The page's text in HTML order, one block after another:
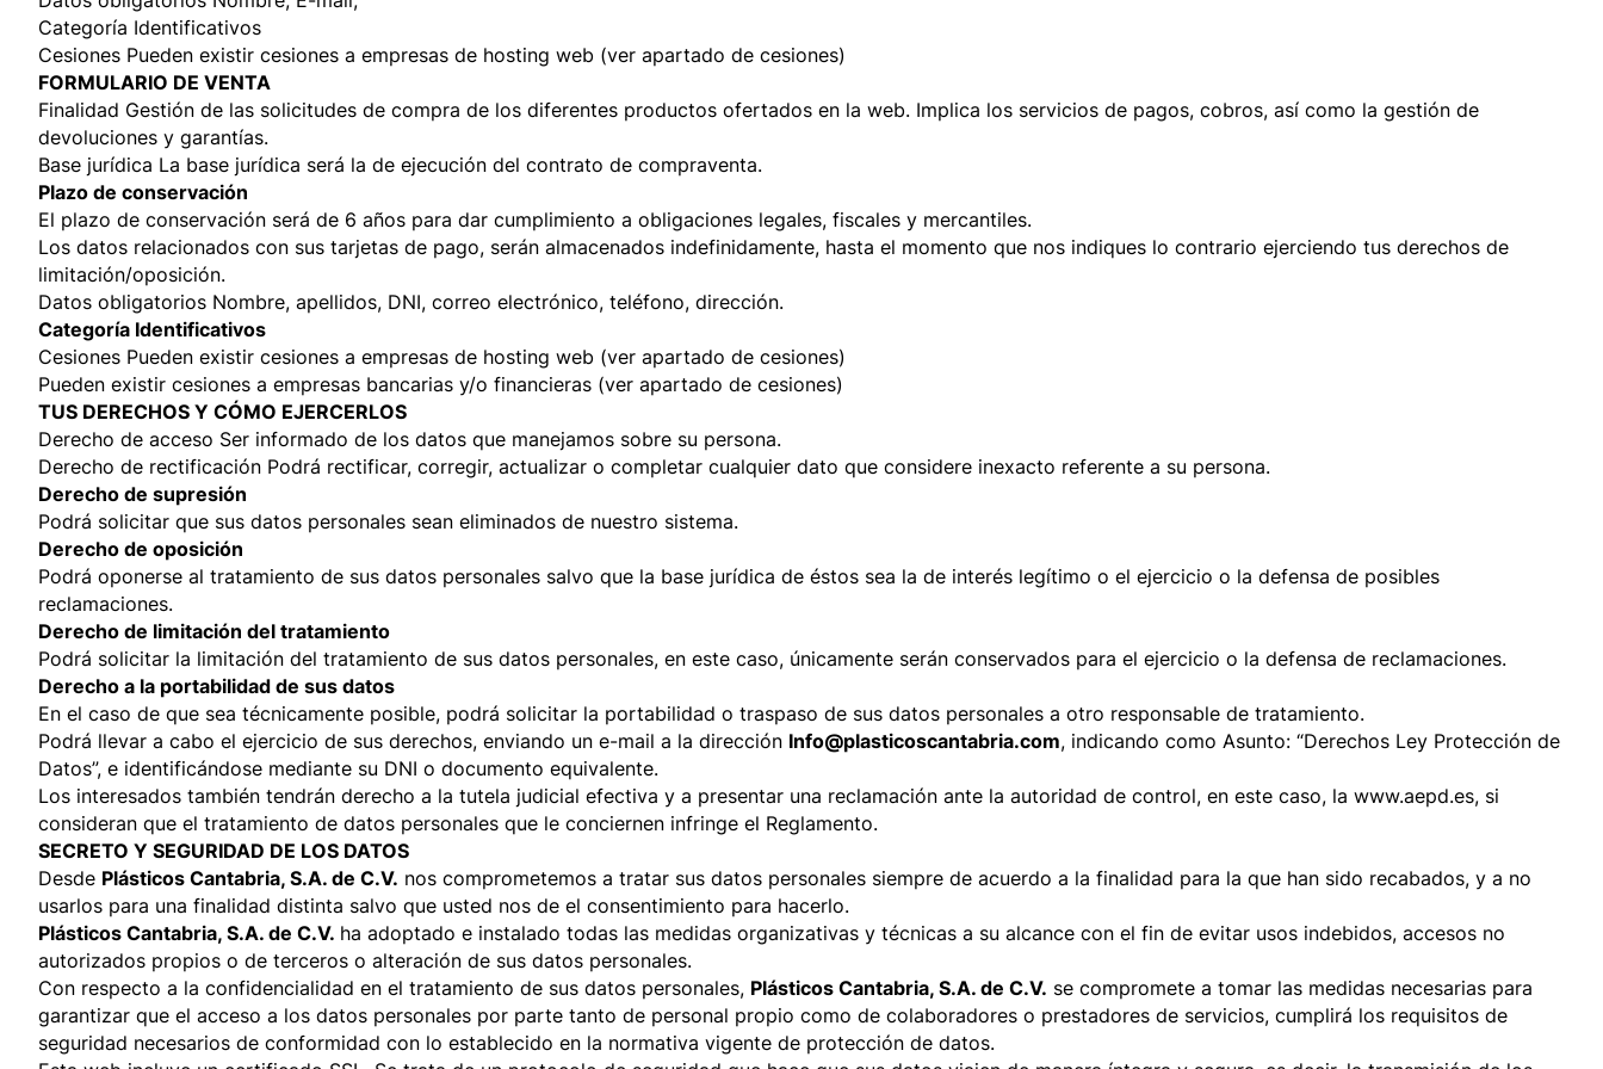
Categoría Identificativos
Cesiones Pueden existir cesiones a empresas de hosting web (ver apartado de cesiones)
FORMULARIO DE VENTA
Finalidad Gestión de las solicitudes de compra de los diferentes productos ofertados en la web. Implica los servicios de pagos, cobros, así como la gestión de
devoluciones y garantías.
Base jurídica La base jurídica será la de ejecución del contrato de compraventa.
Plazo de conservación
El plazo de conservación será de 6 años para dar cumplimiento a obligaciones legales, fiscales y mercantiles.
Los datos relacionados con sus tarjetas de pago, serán almacenados indefinidamente, hasta el momento que nos indiques lo contrario ejerciendo tus derechos de
limitación/oposición.
Datos obligatorios Nombre, apellidos, DNI, correo electrónico, teléfono, dirección.
Categoría Identificativos
Cesiones Pueden existir cesiones a empresas de hosting web (ver apartado de cesiones)
Pueden existir cesiones a empresas bancarias y/o financieras (ver apartado de cesiones)
TUS DERECHOS Y CÓMO EJERCERLOS
Derecho de acceso Ser informado de los datos que manejamos sobre su persona.
Derecho de rectificación Podrá rectificar, corregir, actualizar o completar cualquier dato que considere inexacto referente a su persona.
Derecho de supresión
Podrá solicitar que sus datos personales sean eliminados de nuestro sistema.
Derecho de oposición
Podrá oponerse al tratamiento de sus datos personales salvo que la base jurídica de éstos sea la de interés legítimo o el ejercicio o la defensa de posibles
reclamaciones.
Derecho de limitación del tratamiento
Podrá solicitar la limitación del tratamiento de sus datos personales, en este caso, únicamente serán conservados para el ejercicio o la defensa de reclamaciones.
Derecho a la portabilidad de sus datos
En el caso de que sea técnicamente posible, podrá solicitar la portabilidad o traspaso de sus datos personales a otro responsable de tratamiento.
Podrá llevar a cabo el ejercicio de sus derechos, enviando un e-mail a la dirección Info@plasticoscantabria.com, indicando como Asunto: “Derechos Ley Protección de
Datos”, e identificándose mediante su DNI o documento equivalente.
Los interesados también tendrán derecho a la tutela judicial efectiva y a presentar una reclamación ante la autoridad de control, en este caso, la www.aepd.es, si
consideran que el tratamiento de datos personales que le conciernen infringe el Reglamento.
SECRETO Y SEGURIDAD DE LOS DATOS
Desde Plásticos Cantabria, S.A. de C.V. nos comprometemos a tratar sus datos personales siempre de acuerdo a la finalidad para la que han sido recabados, y a no
usarlos para una finalidad distinta salvo que usted nos de el consentimiento para hacerlo.
Plásticos Cantabria, S.A. de C.V. ha adoptado e instalado todas las medidas organizativas y técnicas a su alcance con el fin de evitar usos indebidos, accesos no
autorizados propios o de terceros o alteración de sus datos personales.
Con respecto a la confidencialidad en el tratamiento de sus datos personales, Plásticos Cantabria, S.A. de C.V. se compromete a tomar las medidas necesarias para
garantizar que el acceso a los datos personales por parte tanto de personal propio como de colaboradores o prestadores de servicios, cumplirá los requisitos de
seguridad necesarios de conformidad con lo establecido en la normativa vigente de protección de datos.